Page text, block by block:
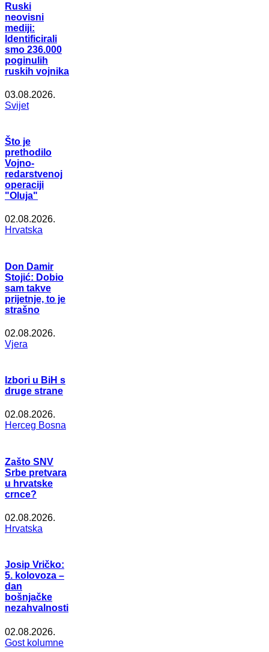
Ruski
neovisni
mediji:
Identificirali
smo 236.000
poginulih
ruskih vojnika
03.08.2026.
Svijet
Što je
prethodilo
Vojno-
redarstvenoj
operaciji
"Oluja"
02.08.2026.
Hrvatska
Don Damir
Stojić: Dobio
sam takve
prijetnje, to je
strašno
02.08.2026.
Vjera
Izbori u BiH s
druge strane
02.08.2026.
Herceg Bosna
Zašto SNV
Srbe pretvara
u hrvatske
crnce?
02.08.2026.
Hrvatska
Josip Vričko:
5. kolovoza –
dan
bošnjačke
nezahvalnosti
02.08.2026.
Gost kolumne